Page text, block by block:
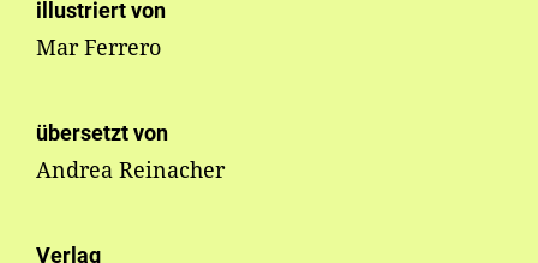
illustriert von
Mar Ferrero
übersetzt von
Andrea Reinacher
Verlag